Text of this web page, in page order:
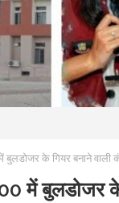
के गियर बनाने वाली
में बुलडोजर के